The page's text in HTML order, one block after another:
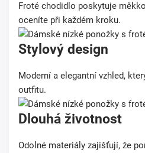
Froté chodidlo poskytuje
oceníte při každém kroku.
Stylový design
Moderní a elegantní vzhled,
outfitu.
Dlouhá životnost
Odolné materiály zajišťují, že